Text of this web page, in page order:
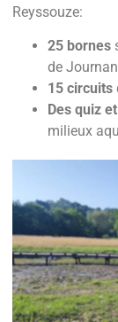
Reyssouze:
25 bornes
de
15 circuits
Des quiz
milieux